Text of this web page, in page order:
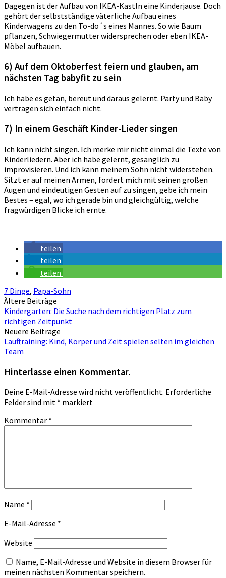
Dagegen ist der Aufbau von IKEA-Kastln eine Kinderjause. Doch
gehört der selbstständige väterliche Aufbau eines
Kinderwagens zu den To-do´s eines Mannes. So wie Baum
pflanzen, Schwiegermutter widersprechen oder eben IKEA-
Möbel aufbauen.
6) Auf dem Oktoberfest feiern und glauben, am
nächsten Tag babyfit zu sein
Ich habe es getan, bereut und daraus gelernt. Party und Baby
vertragen sich einfach nicht.
7) In einem Geschäft Kinder-Lieder singen
Ich kann nicht singen. Ich merke mir nicht einmal die Texte von
Kinderliedern. Aber ich habe gelernt, gesanglich zu
improvisieren. Und ich kann meinem Sohn nicht widerstehen.
Sitzt er auf meinen Armen, fordert mich mit seinen großen
Augen und eindeutigen Gesten auf zu singen, gebe ich mein
Bestes – egal, wo ich gerade bin und gleichgültig, welche
fragwürdigen Blicke ich ernte.
teilen
teilen
teilen
7 Dinge, Papa-Sohn
Beitragsnavigation
Ältere Beiträge
Kindergarten: Die Suche nach dem richtigen Platz zum
richtigen Zeitpunkt
Neuere Beiträge
Lauftraining: Kind, Körper und Zeit spielen selten im gleichen
Team
Hinterlasse einen Kommentar.
Deine E-Mail-Adresse wird nicht veröffentlicht. Erforderliche
Felder sind mit * markiert
Kommentar *
Name *
E-Mail-Adresse *
Website
Name, E-Mail-Adresse und Website in diesem Browser für
meinen nächsten Kommentar speichern.